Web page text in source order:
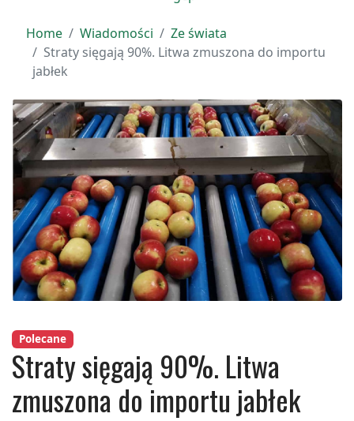
Home Wiadomości
Ze świata
Straty sięgają 90%. Litwa zmuszona do importu
jabłek
Polecane
Straty sięgają 90%. Litwa
zmuszona do importu jabłek